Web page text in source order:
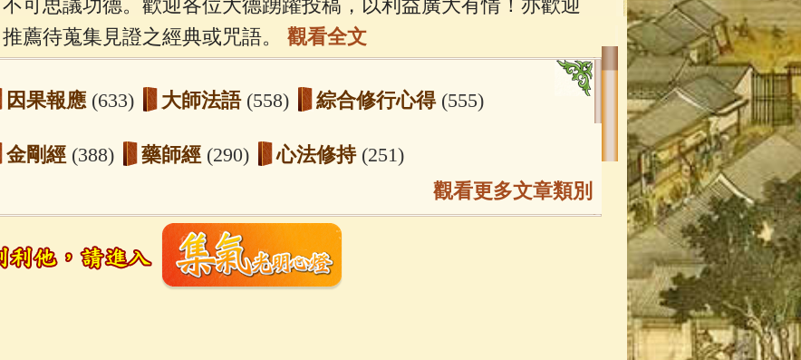
不可思議功德。歡迎各位大德踴躍投稿，以利益廣大有情！亦歡迎
推薦待蒐集見證之經典或咒語。 觀看全文
因果報應 (633) 大師法語 (558) 綜合修行心得 (555)
金剛經 (388) 藥師經 (290) 心法修持 (251)
地藏經(225) 臨終助念(190) 文殊菩薩(165)
聖救度佛母(綠度母)(144) 動物念佛往生
觀看更多文章類別